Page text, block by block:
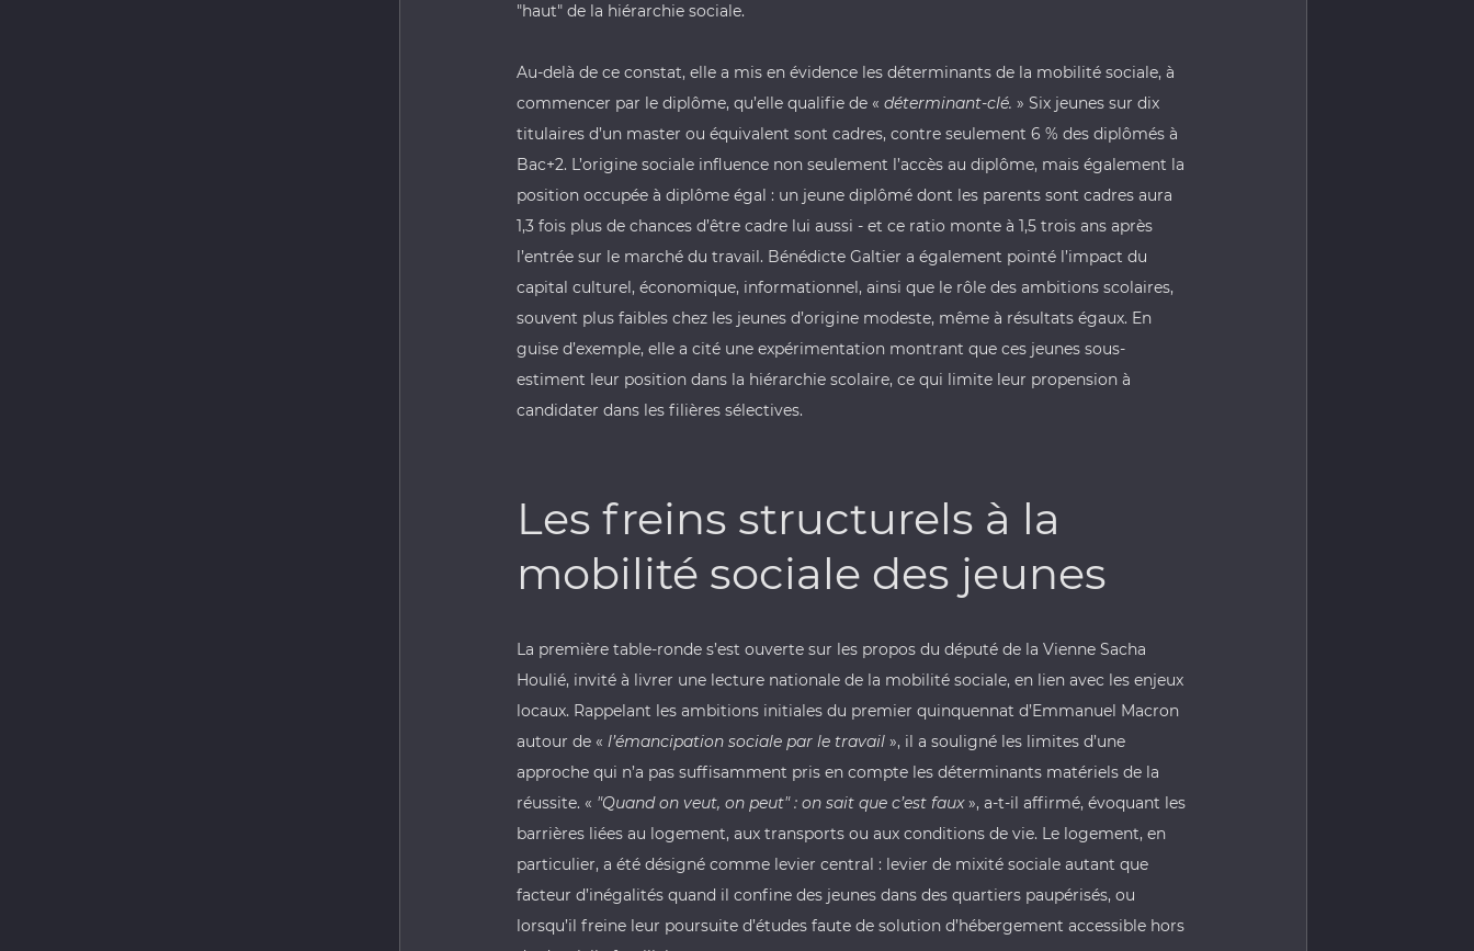
"haut" de la hiérarchie sociale.
Au-delà de ce constat, elle a mis en évidence les déterminants de la mobilité sociale, à
commencer par le diplôme, qu’elle qualifie de « déterminant-clé. » Six jeunes sur dix
titulaires d’un master ou équivalent sont cadres, contre seulement 6 % des diplômés à
Bac+2. L’origine sociale influence non seulement l’accès au diplôme, mais également la
position occupée à diplôme égal : un jeune diplômé dont les parents sont cadres aura
1,3 fois plus de chances d’être cadre lui aussi - et ce ratio monte à 1,5 trois ans après
l’entrée sur le marché du travail. Bénédicte Galtier a également pointé l’impact du
capital culturel, économique, informationnel, ainsi que le rôle des ambitions scolaires,
souvent plus faibles chez les jeunes d’origine modeste, même à résultats égaux. En
guise d’exemple, elle a cité une expérimentation montrant que ces jeunes sous-
estiment leur position dans la hiérarchie scolaire, ce qui limite leur propension à
candidater dans les filières sélectives.
Les freins structurels à la
mobilité sociale des jeunes
La première table-ronde s’est ouverte sur les propos du député de la Vienne Sacha
Houlié, invité à livrer une lecture nationale de la mobilité sociale, en lien avec les enjeux
locaux. Rappelant les ambitions initiales du premier quinquennat d’Emmanuel Macron
autour de « l’émancipation sociale par le travail », il a souligné les limites d’une
approche qui n’a pas suffisamment pris en compte les déterminants matériels de la
réussite. « "Quand on veut, on peut" : on sait que c’est faux», a-t-il affirmé, évoquant les
barrières liées au logement, aux transports ou aux conditions de vie. Le logement, en
particulier, a été désigné comme levier central : levier de mixité sociale autant que
facteur d’inégalités quand il confine des jeunes dans des quartiers paupérisés, ou
lorsqu’il freine leur poursuite d’études faute de solution d’hébergement accessible hors